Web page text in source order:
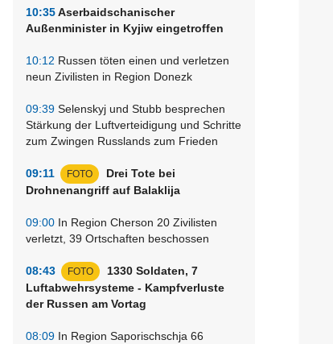
10:35Aserbaidschanischer
Außenminister in Kyjiw eingetroffen
10:12 Russen töten einen und verletzen
neun Zivilisten in Region Donezk
09:39 Selenskyj und Stubb besprechen
Stärkung der Luftverteidigung und Schritte
zum Zwingen Russlands zum Frieden
09:11 FOTO
Drei Tote bei
Drohnenangriff auf Balaklija
09:00 In Region Cherson 20 Zivilisten
verletzt, 39 Ortschaften beschossen
08:43 FOTO
1330 Soldaten, 7
Luftabwehrsysteme - Kampfverluste
der Russen am Vortag
08:09 In Region Saporischschja 66